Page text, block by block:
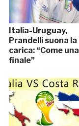
Italia-Uruguay,
Prandelli suona la
carica: “Come una
finale”